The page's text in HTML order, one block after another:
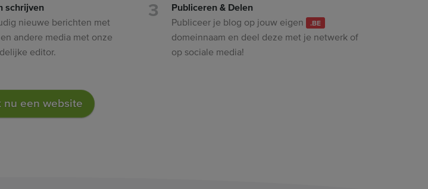
schrijven
nieuwe berichten met
andere media met onze
editor.
Publiceren & Delen
Publiceer je blog op jouw eigen
.BE
domeinnaam en deel deze met je netwerk of
op sociale media!
nu een website